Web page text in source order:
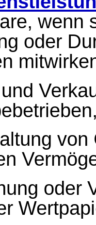
wenn
oder
oder